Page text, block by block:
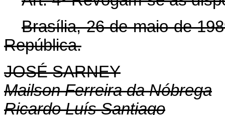
Brasília, 26 de maio de
República.
JOSÉ SARNEY
Mailson Ferreira da Nóbrega
Ricardo Luís Santiago